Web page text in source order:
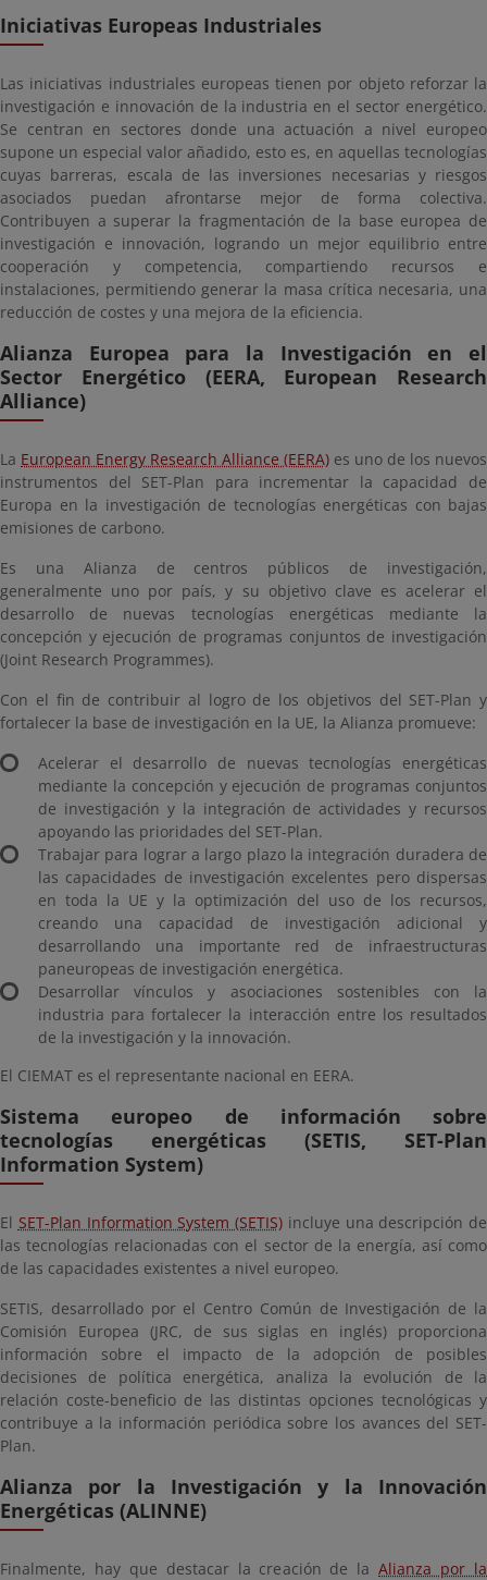
Iniciativas Europeas Industriales
Las iniciativas industriales europeas tienen por objeto reforzar la
investigación e innovación de la industria en el sector energético.
Se centran en sectores donde una actuación a nivel europeo
supone un especial valor añadido, esto es, en aquellas tecnologías
cuyas barreras, escala de las inversiones necesarias y riesgos
asociados puedan afrontarse mejor de forma colectiva.
Contribuyen a superar la fragmentación de la base europea de
investigación e innovación, logrando un mejor equilibrio entre
cooperación y competencia, compartiendo recursos e
instalaciones, permitiendo generar la masa crítica necesaria, una
reducción de costes y una mejora de la eficiencia.
Alianza Europea para la Investigación en el
Sector Energético (EERA, European Research
Alliance)
La European Energy Research Alliance (EERA) es uno de los nuevos
instrumentos del SET-Plan para incrementar la capacidad de
Europa en la investigación de tecnologías energéticas con bajas
emisiones de carbono.
Es una Alianza de centros públicos de investigación,
generalmente uno por país, y su objetivo clave es acelerar el
desarrollo de nuevas tecnologías energéticas mediante la
concepción y ejecución de programas conjuntos de investigación
(Joint Research Programmes).
Con el fin de contribuir al logro de los objetivos del SET-Plan y
fortalecer la base de investigación en la UE, la Alianza promueve:
Acelerar el desarrollo de nuevas tecnologías energéticas
mediante la concepción y ejecución de programas conjuntos
de investigación y la integración de actividades y recursos
apoyando las prioridades del SET-Plan.
Trabajar para lograr a largo plazo la integración duradera de
las capacidades de investigación excelentes pero dispersas
en toda la UE y la optimización del uso de los recursos,
creando una capacidad de investigación adicional y
desarrollando una importante red de infraestructuras
paneuropeas de investigación energética.
Desarrollar vínculos y asociaciones sostenibles con la
industria para fortalecer la interacción entre los resultados
de la investigación y la innovación.
El CIEMAT es el representante nacional en EERA.
Sistema europeo de información sobre
tecnologías energéticas (SETIS, SET-Plan
Information System)
El SET-Plan Information System (SETIS) incluye una descripción de
las tecnologías relacionadas con el sector de la energía, así como
de las capacidades existentes a nivel europeo.
SETIS, desarrollado por el Centro Común de Investigación de la
Comisión Europea (JRC, de sus siglas en inglés) proporciona
información sobre el impacto de la adopción de posibles
decisiones de política energética, analiza la evolución de la
relación coste-beneficio de las distintas opciones tecnológicas y
contribuye a la información periódica sobre los avances del SET-
Plan.
Alianza por la Investigación y la Innovación
Energéticas (ALINNE)
Finalmente, hay que destacar la creación de laAlianza por la